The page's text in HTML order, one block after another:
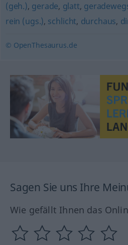
(geh.), gerade, glatt,
rein (ugs.), schlicht, durchaus,
© OpenThesaurus.de
Sagen Sie uns Ihre
Wie gefällt Ihnen das